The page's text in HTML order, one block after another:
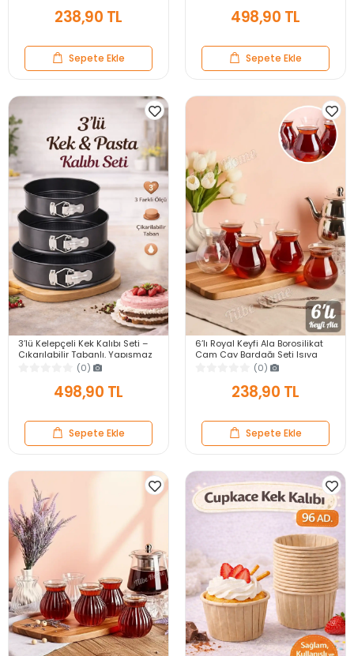
238,90 TL
Sepete Ekle
498,90 TL
Sepete Ekle
3’lü Kelepçeli Kek Kalıbı Seti –
Çıkarılabilir Tabanlı, Yapışmaz
Kaplama, Dayanıklı
(0)
498,90 TL
Sepete Ekle
6’lı Royal Keyfi Ala Borosilikat
Cam Çay Bardağı Seti Isıya
Dayanıklı, Şık ve Modern
(0)
238,90 TL
Sepete Ekle